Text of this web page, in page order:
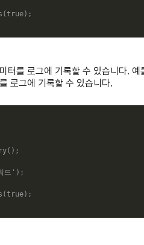
(true) ;
터를 로그에 기록할 수 있습니다. 예
로그에 기록할 수 있습니다.
( ) ;
드' ) ;
(true) ;